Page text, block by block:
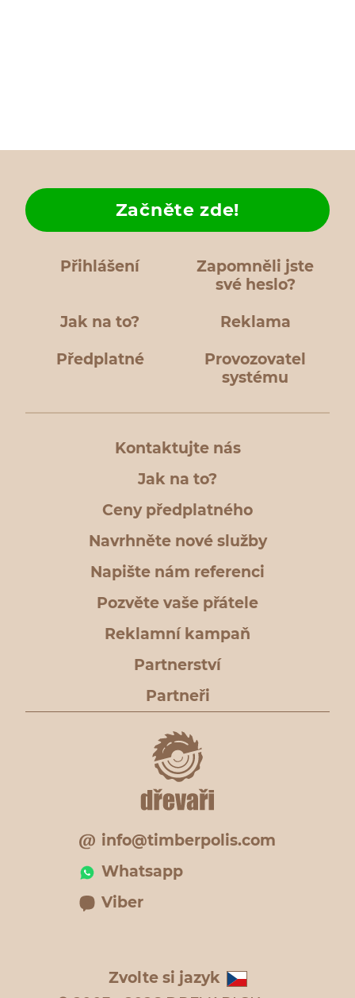
Přihlášení
Zapomněli jste
své heslo?
Jak na to?
Začněte zde!
Reklama
Předplatné
Provozovatel
systému
Kontaktujte nás
Jak na to?
Ceny předplatného
Navrhněte nové služby
Napište nám referenci
Pozvěte vaše přátele
Reklamní kampaň
Partnerství
Partneři
info@timberpolis.com
Whatsapp
Viber
Zvolte si jazyk